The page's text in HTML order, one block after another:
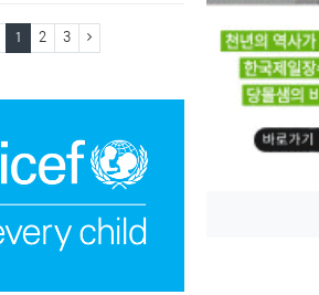
1 (current)
2 3 (next)